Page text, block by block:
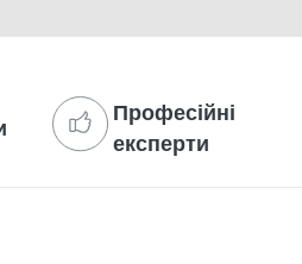
Професійні
експерти